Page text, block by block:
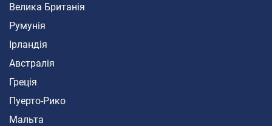
Велика Британія
Румунія
Ірландія
Австралія
Греція
Пуерто-Рико
Мальта